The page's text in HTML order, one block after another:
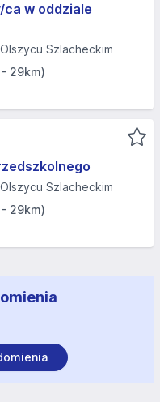
w oddziale
Szlacheckim
29km)
Szlacheckim
29km)